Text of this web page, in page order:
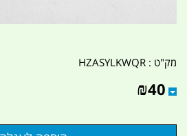
מק"ט : HZASYLKWQR
₪40